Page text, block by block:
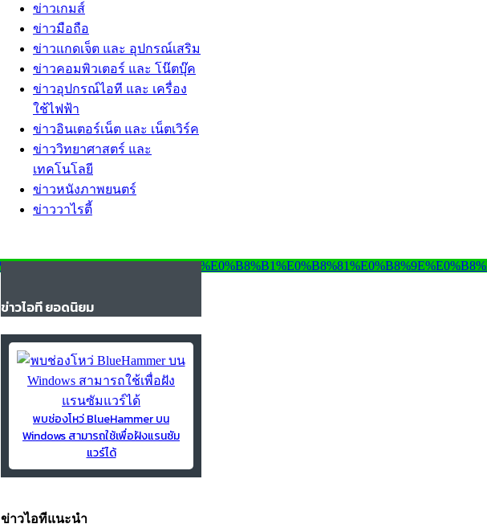
ข่าวเกมส์
ข่าวมือถือ
ข่าวแกดเจ็ต และ อุปกรณ์เสริม
ข่าวคอมพิวเตอร์ และ โน๊ตบุ๊ค
ข่าวอุปกรณ์ไอที และ เครื่อง
ใช้ไฟฟ้า
ข่าวอินเตอร์เน็ต และ เน็ตเวิร์ค
ข่าววิทยาศาสตร์ และ
เทคโนโลยี
ข่าวหนังภาพยนตร์
ข่าววาไรตี้
ข่าวไอที ยอดนิยม
พบช่องโหว่ BlueHammer บน
Windows สามารถใช้เพื่อฝังแรนซัม
แวร์ได้
ข่าวไอทีแนะนำ